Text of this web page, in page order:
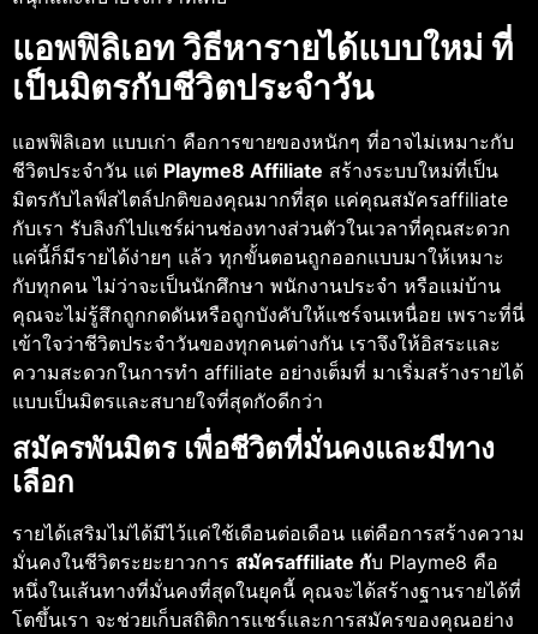
แอพฟิลิเอท วิธีหารายได้แบบใหม่ ที่
เป็นมิตรกับชีวิตประจำวัน
แอพฟิลิเอท แบบเก่า คือการขายของหนักๆ ที่อาจไม่เหมาะกับ
ชีวิตประจำวัน แต่ Playme8 Affiliate สร้างระบบใหม่ที่เป็น
มิตรกับไลฟ์สไตล์ปกติของคุณมากที่สุด แค่คุณสมัครaffiliate
กับเรา รับลิงก์ไปแชร์ผ่านช่องทางส่วนตัวในเวลาที่คุณสะดวก
แค่นี้ก็มีรายได้ง่ายๆ แล้ว ทุกขั้นตอนถูกออกแบบมาให้เหมาะ
กับทุกคน ไม่ว่าจะเป็นนักศึกษา พนักงานประจำ หรือแม่บ้าน
คุณจะไม่รู้สึกถูกกดดันหรือถูกบังคับให้แชร์จนเหนื่อย เพราะที่นี่
เข้าใจว่าชีวิตประจำวันของทุกคนต่างกัน เราจึงให้อิสระและ
ความสะดวกในการทำ affiliate อย่างเต็มที่ มาเริ่มสร้างรายได้
แบบเป็นมิตรและสบายใจที่สุดกัoดีกว่า
สมัครพันมิตร เพื่อชีวิตที่มั่นคงและมีทาง
เลือก
รายได้เสริมไม่ได้มีไว้แค่ใช้เดือนต่อเดือน แต่คือการสร้างความ
มั่นคงในชีวิตระยะยาวการ สมัครaffiliate กับ Playme8 คือ
หนึ่งในเส้นทางที่มั่นคงที่สุดในยุคนี้ คุณจะได้สร้างฐานรายได้ที่
โตขึ้นเรา จะช่วยเก็บสถิติการแชร์และการสมัครของคุณอย่าง